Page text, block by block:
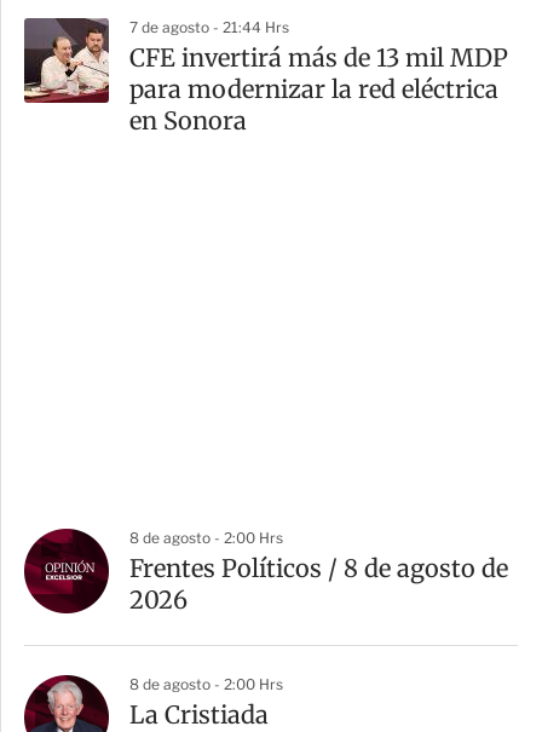
7 de agosto - 21:44 Hrs
CFE invertirá más de 13 mil MDP
para modernizar la red eléctrica
en Sonora
8 de agosto - 2:00 Hrs
Frentes Políticos / 8 de agosto de
2026
8 de agosto - 2:00 Hrs
La Cristiada